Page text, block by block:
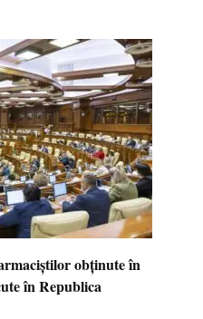
obținute în
în Republica